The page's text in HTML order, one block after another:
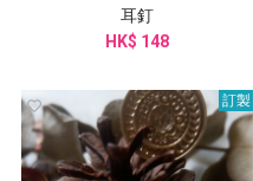
耳釘
HK$ 148
訂製